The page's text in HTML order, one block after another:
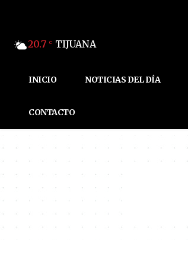
20.7 C TIJUANA
INICIO NOTICIAS DEL DÍA
CONTACTO